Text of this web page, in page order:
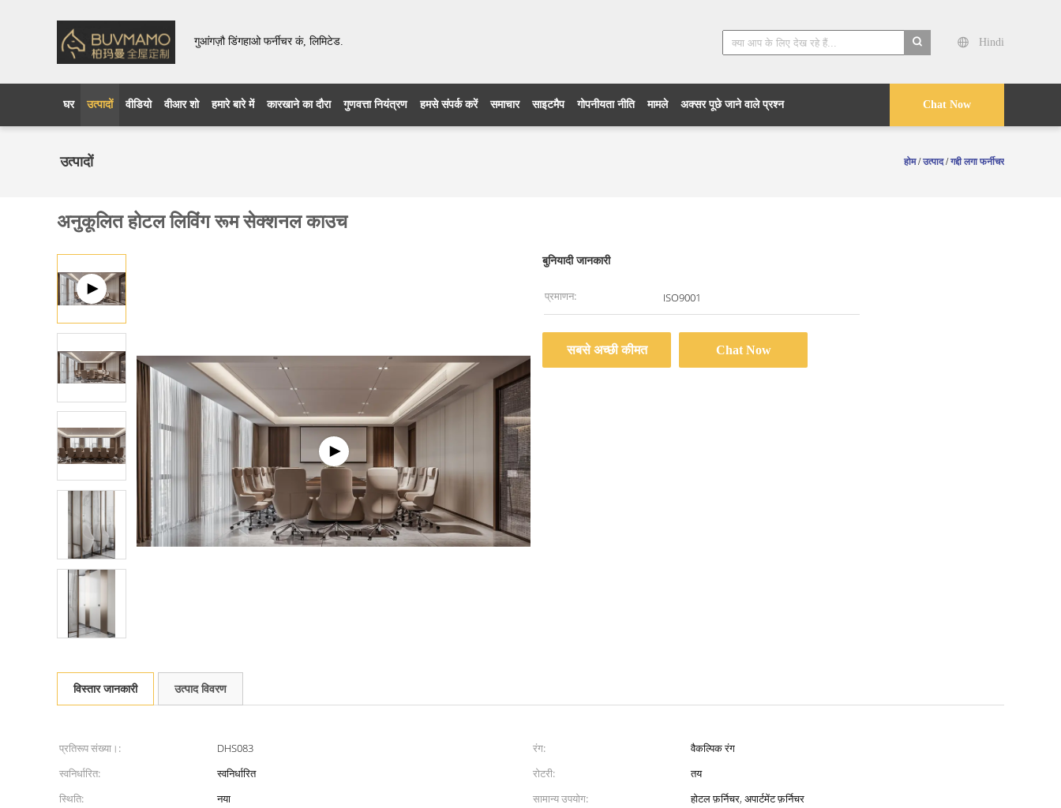
गुआंगज़ौ डिंगहाओ फर्नीचर कं, लिमिटेड.
Hindi
Chat Now
घर उत्पादों वीडियो वीआर शो हमारे बारे में कारखाने का दौरा गुणवत्ता नियंत्रण हमसे संपर्क करें समाचार साइटमैप गोपनीयता नीति मामले अक्सर पूछे जाने वाले प्रश्न
उत्पादों होम /उत्पाद/गद्दी लगा फर्नीचर
अनुकूलित होटल लिविंग रूम सेक्शनल काउच
बुनियादी जानकारी
प्रमाणन: ISO9001
सबसे अच्छी कीमत Chat Now
विस्तार जानकारी उत्पाद विवरण
प्रतिरूप संख्या।: DHS083 रंग:
वैकल्पिक रंग
स्वनिर्धारित:
स्वनिर्धारित रोटरी:
तय
स्थिति:
नया सामान्य उपयोग:
होटल फ़र्निचर, अपार्टमेंट फ़र्निचर